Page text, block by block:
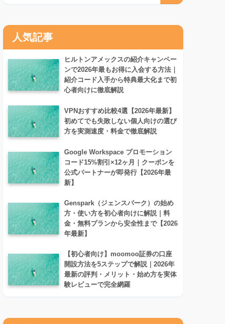
人気記事
ヒルトンアメックスの紹介キャンペー
ンで2026年最もお得に入会する方法｜
紹介コード入手から特典最大化まで初
心者向けに徹底解説
VPNおすすめ比較4選【2026年最新】
初めてでも失敗しない個人向けの選び
方を実測速度・料金で徹底解説
Google Workspace プロモーション
コード15%割引×12ヶ月｜クーポンを
公式パートナーが即発行【2026年最
新】
Genspark（ジェンスパーク）の始め
方・使い方を初心者向けに解説｜料
金・無料プランから安全性まで【2026
年最新】
【初心者向け】moomoo証券の口座
開設方法を5ステップで解説｜2026年
最新の評判・メリット・始め方を実体
験レビューで完全網羅